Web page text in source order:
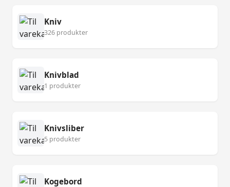
Kniv
326 produkter
Knivblad
1 produkter
Knivsliber
5 produkter
Kogebord